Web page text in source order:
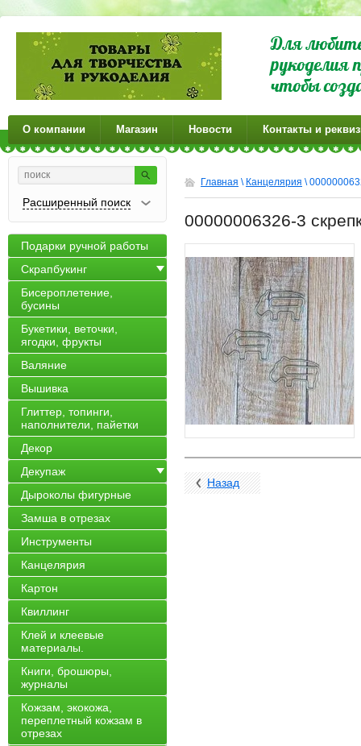
Для
рукоделия
чтобы
О компании Магазин Новости Контакты и
Расширенный поиск
Подарки ручной работы
Скрапбукинг
Бисероплетение,
бусины
Букетики, веточки,
ягодки, фрукты
Валяние
Вышивка
Глиттер, топинги,
наполнители, пайетки
Декор
Декупаж
Дыроколы фигурные
Замша в отрезах
Инструменты
Канцелярия
Картон
Квиллинг
Клей и клеевые
материалы.
Книги, брошюры,
журналы
Кожзам, экокожа,
переплетный кожзам в
отрезах
Главная \ Канцелярия \
00000006326-3
Назад